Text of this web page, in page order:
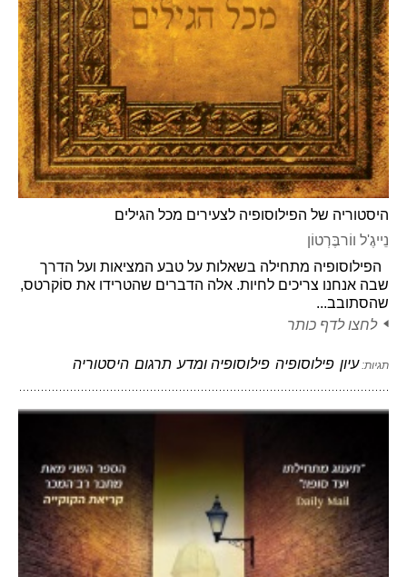
היסטוריה של הפילוסופיה לצעירים מכל הגילים
נֵייגֶ'ל ווֹרבֶּרְטוֹן
הפילוסופיה מתחילה בשאלות על טבע המציאות ועל הדרך
שבה אנחנו צריכים לחיות. אלה הדברים שהטרידו את סוֹקרטס,
שהסתובב...
לחצו לדף כותר
תגיות:עיון פילוסופיה פילוסופיה ומדע תרגום היסטוריה